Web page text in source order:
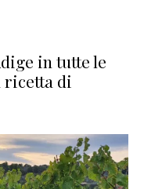
in tutte le
ricetta di